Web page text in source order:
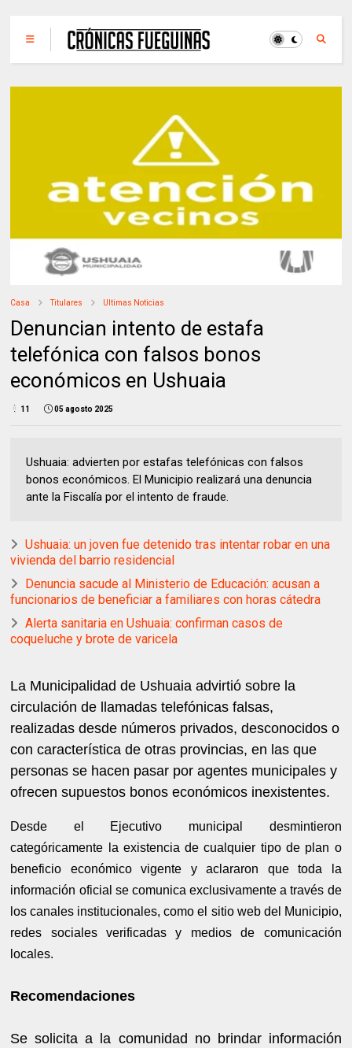
Casa Titulares Ultimas Noticias
Denuncian intento de estafa
telefónica con falsos bonos
económicos en Ushuaia
11 05 agosto 2025
Ushuaia: advierten por estafas telefónicas con falsos
bonos económicos. El Municipio realizará una denuncia
ante la Fiscalía por el intento de fraude.
Ushuaia: un joven fue detenido tras intentar robar en una
vivienda del barrio residencial
Denuncia sacude al Ministerio de Educación: acusan a
funcionarios de beneficiar a familiares con horas cátedra
Alerta sanitaria en Ushuaia: confirman casos de
coqueluche y brote de varicela
La Municipalidad de Ushuaia advirtió sobre la
circulación de llamadas telefónicas falsas,
realizadas desde números privados, desconocidos o
con característica de otras provincias, en las que
personas se hacen pasar por agentes municipales y
ofrecen supuestos bonos económicos inexistentes.
Desde el Ejecutivo municipal desmintieron
categóricamente la existencia de cualquier tipo de plan o
beneficio económico vigente y aclararon que toda la
información oficial se comunica exclusivamente a través de
los canales institucionales, como el sitio web del Municipio,
redes sociales verificadas y medios de comunicación
locales.
Recomendaciones
Se solicita a la comunidad no brindar información